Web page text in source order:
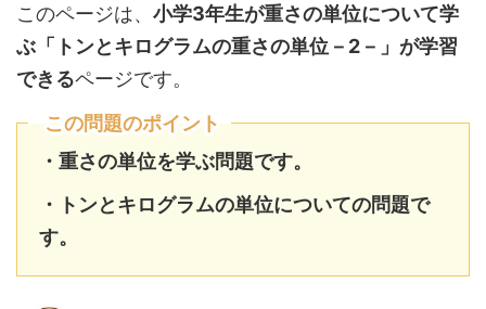
このページは、 小学3年生が重さの単位について学
ぶ 「トンとキログラムの重さの単位－2－」が学習
できるページです。
この問題のポイント
・重さの単位を学ぶ問題です。
・トンとキログラムの単位についての問題で
す。